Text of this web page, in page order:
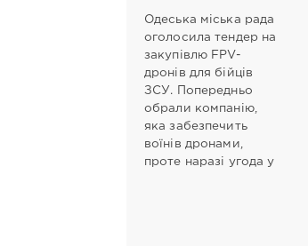
Одеська міська рада
оголосила тендер на
закупівлю FPV-
дронів для бійців
ЗСУ. Попередньо
обрали компанію,
яка забезпечить
воїнів дронами,
проте наразі угода у